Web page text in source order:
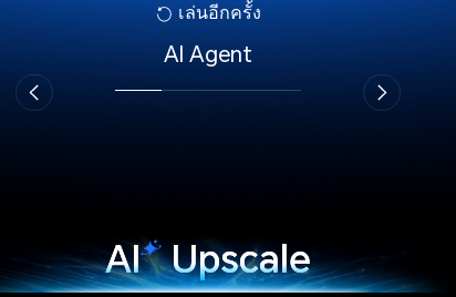
เล่นอีกครั้ง
AI Agent
AI Upscale